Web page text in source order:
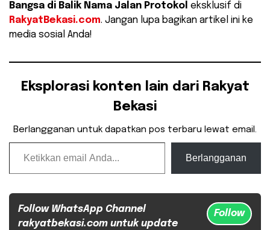
Bangsa di Balik Nama Jalan Protokol eksklusif di
RakyatBekasi.com. Jangan lupa bagikan artikel ini ke
media sosial Anda!
Eksplorasi konten lain dari Rakyat
Bekasi
Berlangganan untuk dapatkan pos terbaru lewat email.
Ketikkan email Anda...
Berlangganan
Follow WhatsApp Channel
rakyatbekasi.com untuk update
Follow